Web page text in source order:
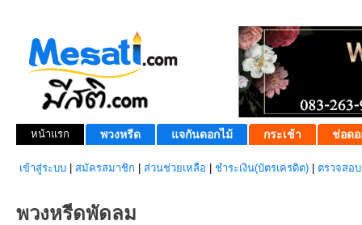
หน้าแรก พวงหรีด แจกันดอกไม้ กระเช้า ช่อดอ
เข้าสู่ระบบ สมัครสมาชิก ส่วนช่วยเหลือ ชำระเงิน(บัตรเครดิต) ตรวจสอ
พวงหรีดพัดลม